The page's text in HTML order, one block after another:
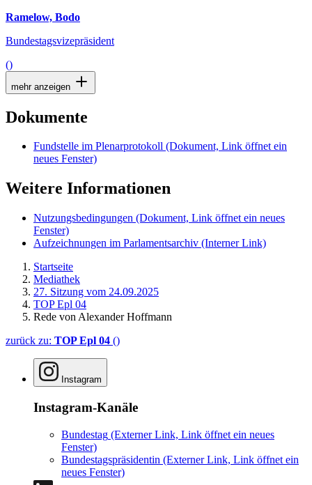
Ramelow, Bodo
Bundestagsvizepräsident
()
mehr anzeigen
Dokumente
Fundstelle im Plenarprotokoll (Dokument, Link öffnet ein
neues Fenster)
Weitere Informationen
Nutzungsbedingungen (Dokument, Link öffnet ein neues
Fenster)
Aufzeichnungen im Parlamentsarchiv (Interner Link)
Startseite
Mediathek
27. Sitzung vom 24.09.2025
TOP Epl 04
Rede von Alexander Hoffmann
zurück zu: TOP Epl 04 ()
Instagram
Instagram-Kanäle
Bundestag (Externer Link, Link öffnet ein neues
Fenster)
Bundestagspräsidentin (Externer Link, Link öffnet ein
neues Fenster)